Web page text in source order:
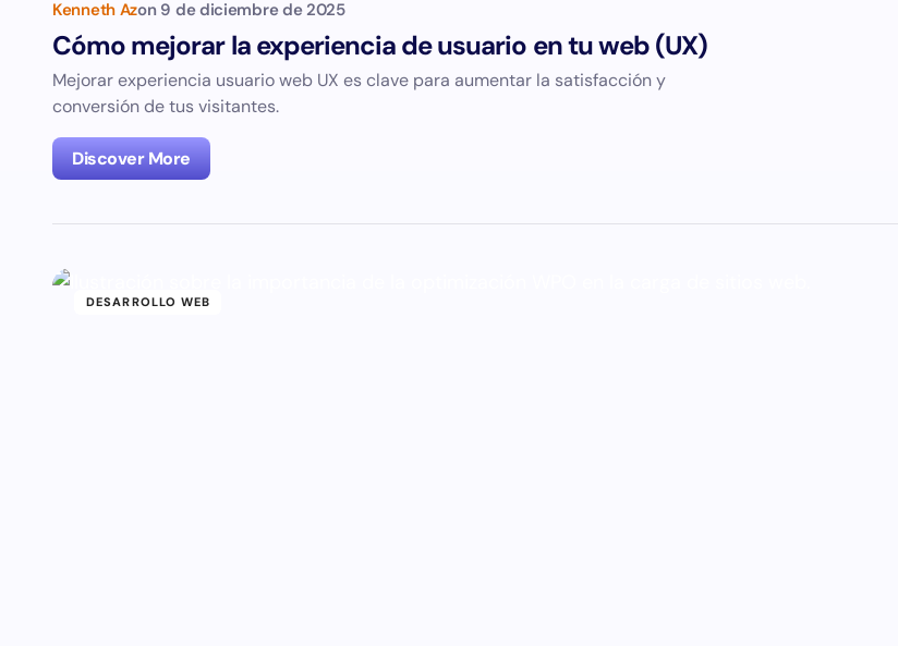
Kenneth Azon 9 de diciembre de 2025
Cómo mejorar la experiencia de usuario en tu web (UX)
Mejorar experiencia usuario web UX es clave para aumentar la satisfacción y
conversión de tus visitantes.
Discover More
DESARROLLO WEB